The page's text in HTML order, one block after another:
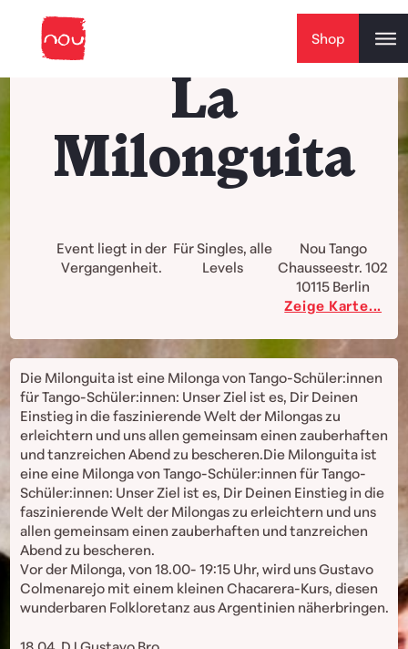
Shop
La
Milonguita
Event liegt in der
Vergangenheit.
Für Singles, alle
Levels
Nou Tango
Chausseestr. 102
10115 Berlin
Zeige Karte...
Die Milonguita ist eine Milonga von Tango-Schüler:innen
für Tango-Schüler:innen: Unser Ziel ist es, Dir Deinen
Einstieg in die faszinierende Welt der Milongas zu
erleichtern und uns allen gemeinsam einen zauberhaften
und tanzreichen Abend zu bescheren.Die Milonguita ist
eine eine Milonga von Tango-Schüler:innen für Tango-
Schüler:innen: Unser Ziel ist es, Dir Deinen Einstieg in die
faszinierende Welt der Milongas zu erleichtern und uns
allen gemeinsam einen zauberhaften und tanzreichen
Abend zu bescheren.
Vor der Milonga, von 18.00- 19:15 Uhr, wird uns Gustavo
Colmenarejo mit einem kleinen Chacarera-Kurs, diesen
wunderbaren Folkloretanz aus Argentinien näherbringen.